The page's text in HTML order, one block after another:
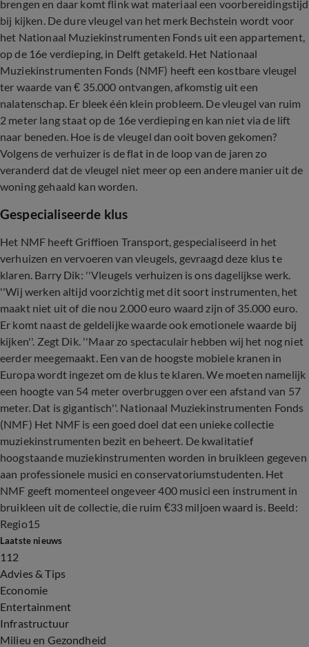
brengen en daar komt flink wat materiaal een voorbereidingstijd
bij kijken. De dure vleugel van het merk Bechstein wordt voor
het Nationaal Muziekinstrumenten Fonds uit een appartement,
op de 16e verdieping, in Delft getakeld. Het Nationaal
Muziekinstrumenten Fonds (NMF) heeft een kostbare vleugel
ter waarde van € 35.000 ontvangen, afkomstig uit een
nalatenschap. Er bleek één klein probleem. De vleugel van ruim
2 meter lang staat op de 16e verdieping en kan niet via de lift
naar beneden. Hoe is de vleugel dan ooit boven gekomen?
Volgens de verhuizer is de flat in de loop van de jaren zo
veranderd dat de vleugel niet meer op een andere manier uit de
woning gehaald kan worden.
Gespecialiseerde klus
Het NMF heeft Griffioen Transport, gespecialiseerd in het
verhuizen en vervoeren van vleugels, gevraagd deze klus te
klaren. Barry Dik: ''Vleugels verhuizen is ons dagelijkse werk.
''Wij werken altijd voorzichtig met dit soort instrumenten, het
maakt niet uit of die nou 2.000 euro waard zijn of 35.000 euro.
Er komt naast de geldelijke waarde ook emotionele waarde bij
kijken''. Zegt Dik. ''Maar zo spectaculair hebben wij het nog niet
eerder meegemaakt. Een van de hoogste mobiele kranen in
Europa wordt ingezet om de klus te klaren. We moeten namelijk
een hoogte van 54 meter overbruggen over een afstand van 57
meter. Dat is gigantisch''. Nationaal Muziekinstrumenten Fonds
(NMF) Het NMF is een goed doel dat een unieke collectie
muziekinstrumenten bezit en beheert. De kwalitatief
hoogstaande muziekinstrumenten worden in bruikleen gegeven
aan professionele musici en conservatoriumstudenten. Het
NMF geeft momenteel ongeveer 400 musici een instrument in
bruikleen uit de collectie, die ruim €33 miljoen waard is. Beeld:
Regio15
Laatste nieuws
112
Advies & Tips
Economie
Entertainment
Infrastructuur
Milieu en Gezondheid